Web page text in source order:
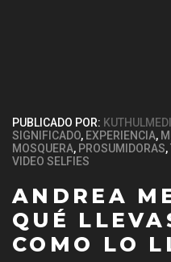
PUBLICADO POR:
SIGNIFICADO, EXPERIENCIA,
MOSQUERA, PROSUMIDORAS,
VIDEO SELFIES
ANDREA
QUÉ
COMO LO